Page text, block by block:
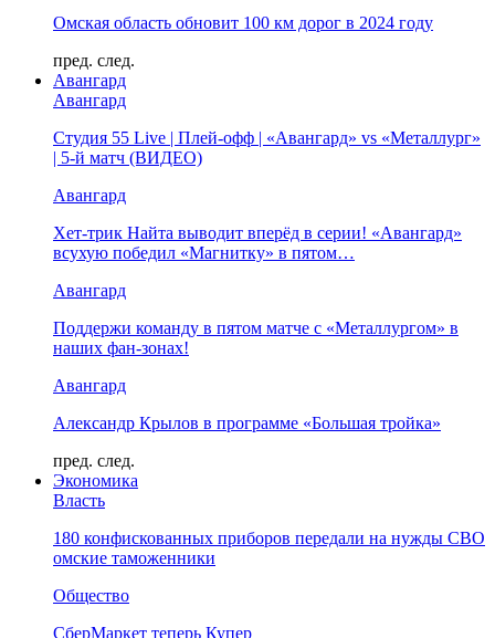
Омская область обновит 100 км дорог в 2024 году
пред. след.
Авангард
Авангард
Студия 55 Live | Плей-офф | «Авангард» vs «Металлург»
| 5-й матч (ВИДЕО)
Авангард
Хет-трик Найта выводит вперёд в серии! «Авангард»
всухую победил «Магнитку» в пятом…
Авангард
Поддержи команду в пятом матче с «Металлургом» в
наших фан-зонах!
Авангард
Александр Крылов в программе «Большая тройка»
пред. след.
Экономика
Власть
180 конфискованных приборов передали на нужды СВО
омские таможенники
Общество
СберМаркет теперь Купер